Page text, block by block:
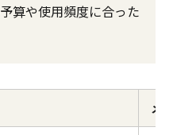
算や使用頻度に合った
メ